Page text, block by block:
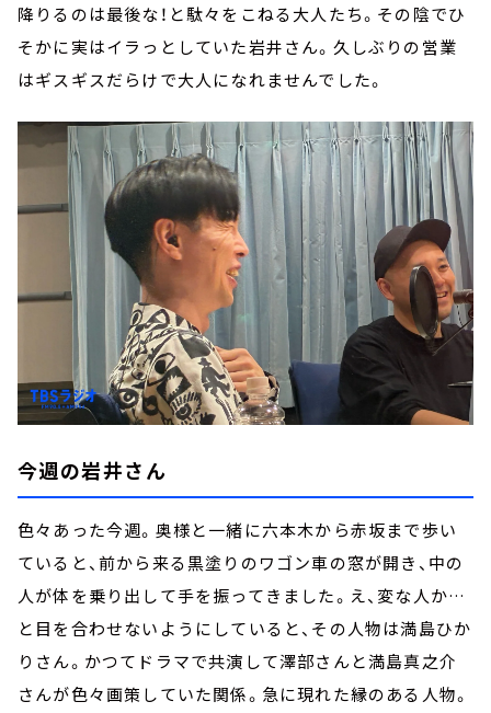
降りるのは最後な！と駄々をこねる大人たち。その陰でひ
そかに実はイラっとしていた岩井さん。久しぶりの営業
はギスギスだらけで大人になれませんでした。
今週の岩井さん
色々あった今週。奥様と一緒に六本木から赤坂まで歩い
ていると、前から来る黒塗りのワゴン車の窓が開き、中の
人が体を乗り出して手を振ってきました。え、変な人か…
と目を合わせないようにしていると、その人物は満島ひか
りさん。かつてドラマで共演して澤部さんと満島真之介
さんが色々画策していた関係。急に現れた縁のある人物。